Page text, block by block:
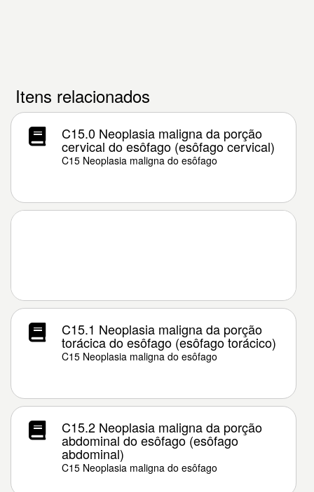
Itens relacionados
C15.0 Neoplasia maligna da porção
cervical do esôfago (esôfago cervical)
C15 Neoplasia maligna do esôfago
C15.1 Neoplasia maligna da porção
torácica do esôfago (esôfago torácico)
C15 Neoplasia maligna do esôfago
C15.2 Neoplasia maligna da porção
abdominal do esôfago (esôfago
abdominal)
C15 Neoplasia maligna do esôfago